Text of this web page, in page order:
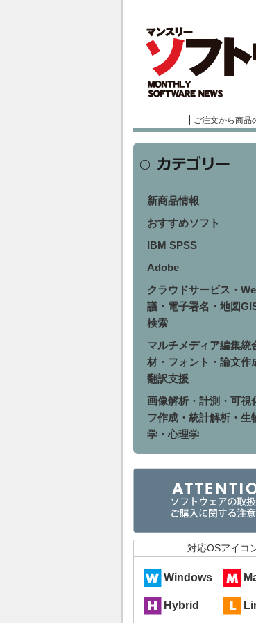
ご注文から商品
新商品情報
おすすめソフト
IBM SPSS
Adobe
クラウドサービス・
議・電子署名・地図
検索
マルチメディア編集統
材・フォント・論文作
翻訳支援
画像解析・計測・可視
フ作成・統計解析・生
学・心理学
対応OSアイコ
Windows
Hybrid